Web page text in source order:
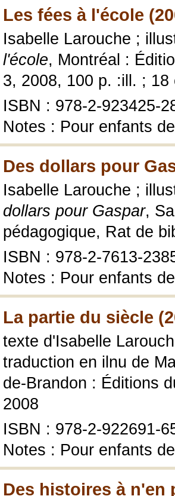
Les fées à l'école
Isabelle Larouche ;
l'école, Montréal :
3, 2008, 100 p. :ill. ; 18
ISBN : 978-2-923425-
Notes : Pour enfants
Des dollars pour
Isabelle Larouche ;
dollars pour Gaspar,
pédagogique, Rat de
ISBN : 978-2-7613-
Notes : Pour enfants
La partie du siècle
texte d'Isabelle
traduction en ilnu de
de-Brandon : Éditions
2008
ISBN : 978-2-922691-
Notes : Pour enfants
Des histoires à n'en